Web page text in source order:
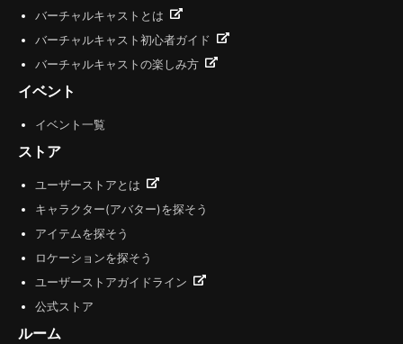
バーチャルキャストとは
バーチャルキャスト初心者ガイド
バーチャルキャストの楽しみ方
イベント
イベント一覧
ストア
ユーザーストアとは
キャラクター(アバター)を探そう
アイテムを探そう
ロケーションを探そう
ユーザーストアガイドライン
公式ストア
ルーム